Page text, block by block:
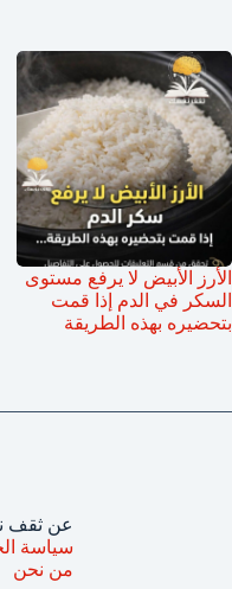
الأرز الأبيض لا يرفع مستوى
السكر في الدم إذا قمت
بتحضيره بهذه الطريقة
عن ثقف
سياسة
من نحن